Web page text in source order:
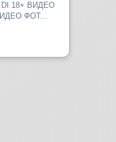
18+ ВИДЕО
ФОТ...